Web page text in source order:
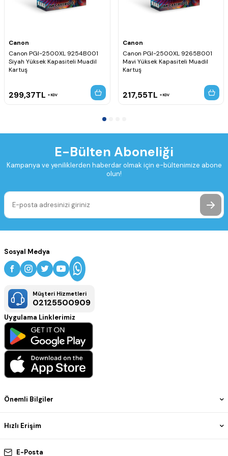
Canon
Canon PGI-2500XL 9254B001
Siyah Yüksek Kapasiteli Muadil
Kartuş
299,37TL KDV
Canon
Canon PGI-2500XL 9265B001
Mavi Yüksek Kapasiteli Muadil
Kartuş
217,55TL KDV
E-Bülten Aboneliği
Kampanya ve yeniliklerden haberdar olmak için e-bültenimize abone
olun!
E-Posta
Önemli Bilgiler
Hızlı Erişim
Sosyal Medya
Müşteri Hizmetleri
02125500909
Uygulama Linklerimiz